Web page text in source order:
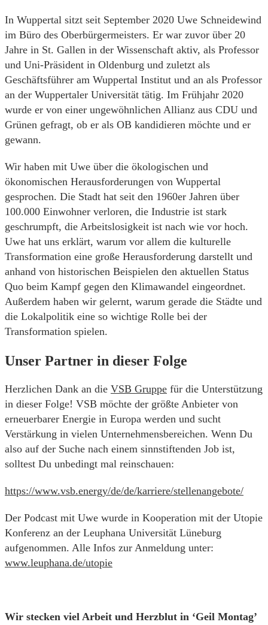
In Wuppertal sitzt seit September 2020 Uwe Schneidewind
im Büro des Oberbürgermeisters. Er war zuvor über 20
Jahre in St. Gallen in der Wissenschaft aktiv, als Professor
und Uni-Präsident in Oldenburg und zuletzt als
Geschäftsführer am Wuppertal Institut und an als Professor
an der Wuppertaler Universität tätig. Im Frühjahr 2020
wurde er von einer ungewöhnlichen Allianz aus CDU und
Grünen gefragt, ob er als OB kandidieren möchte und er
gewann.
Wir haben mit Uwe über die ökologischen und
ökonomischen Herausforderungen von Wuppertal
gesprochen. Die Stadt hat seit den 1960er Jahren über
100.000 Einwohner verloren, die Industrie ist stark
geschrumpft, die Arbeitslosigkeit ist nach wie vor hoch.
Uwe hat uns erklärt, warum vor allem die kulturelle
Transformation eine große Herausforderung darstellt und
anhand von historischen Beispielen den aktuellen Status
Quo beim Kampf gegen den Klimawandel eingeordnet.
Außerdem haben wir gelernt, warum gerade die Städte und
die Lokalpolitik eine so wichtige Rolle bei der
Transformation spielen.
Unser Partner in dieser Folge
Herzlichen Dank an die VSB Gruppe für die Unterstützung
in dieser Folge! VSB möchte der größte Anbieter von
erneuerbarer Energie in Europa werden und sucht
Verstärkung in vielen Unternehmensbereichen. Wenn Du
also auf der Suche nach einem sinnstiftenden Job ist,
solltest Du unbedingt mal reinschauen:
https://www.vsb.energy/de/de/karriere/stellenangebote/
Der Podcast mit Uwe wurde in Kooperation mit der Utopie
Konferenz an der Leuphana Universität Lüneburg
aufgenommen. Alle Infos zur Anmeldung unter:
www.leuphana.de/utopie
Wir stecken viel Arbeit und Herzblut in ‘Geil Montag’